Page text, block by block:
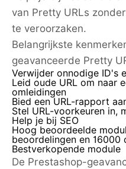
van Pretty URLs
te veroorzaken.
Belangrijkste
geavanceerde Pretty
Verwijder onnodige ID's
Leid oude URL om naar
omleidingen
Bied een URL-rapport
Stel URL-voorkeuren in,
Help je bij SEO
Hoog beoordeelde
beoordelingen en 16000
Bestverkopende module
De Prestashop-